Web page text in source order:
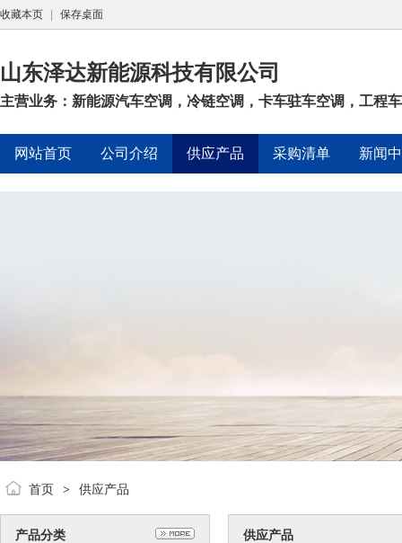
收藏本页 保存桌面
山东泽达新能源科技有限公司
主营业务：新能源汽车空调，冷链空调，卡车驻车空调，工程
网站首页 公司介绍 供应产品 采购清单 新闻
首页 > 供应产品
产品分类 供应产品